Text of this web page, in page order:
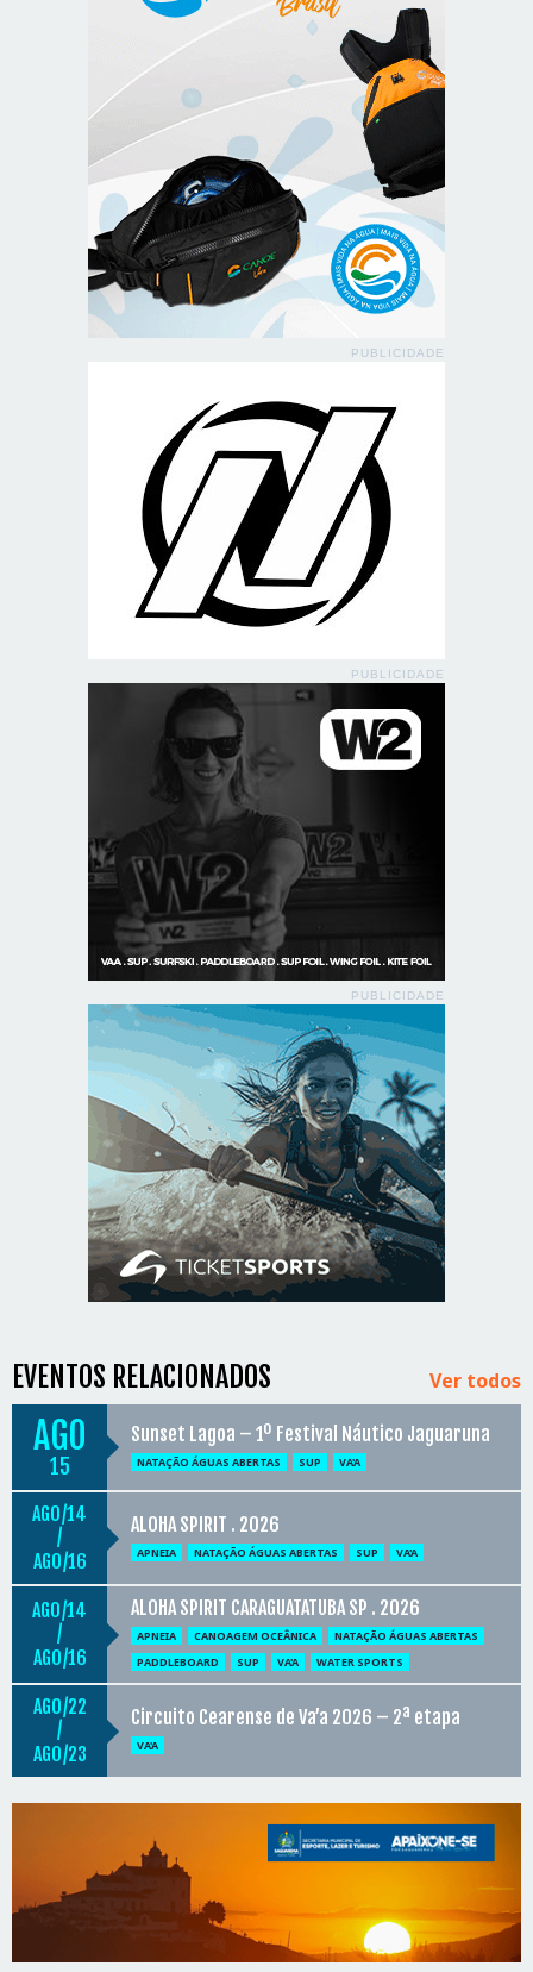
PUBLICIDADE
PUBLICIDADE
PUBLICIDADE
EVENTOS RELACIONADOS Ver todos
AGO
15
Sunset Lagoa – 1º Festival Náutico Jaguaruna
NATAÇÃO ÁGUAS ABERTAS SUP VA'A
AGO14
/
AGO16
ALOHA SPIRIT . 2026
APNEIA NATAÇÃO ÁGUAS ABERTAS SUP VA'A
AGO14
/
AGO16
ALOHA SPIRIT CARAGUATATUBA SP . 2026
APNEIA CANOAGEM OCEÂNICA
NATAÇÃO ÁGUAS ABERTAS
PADDLEBOARD
SUP VA'A WATER SPORTS
AGO22
/
AGO23
Circuito Cearense de Va’a 2026 – 2ª etapa
VA'A